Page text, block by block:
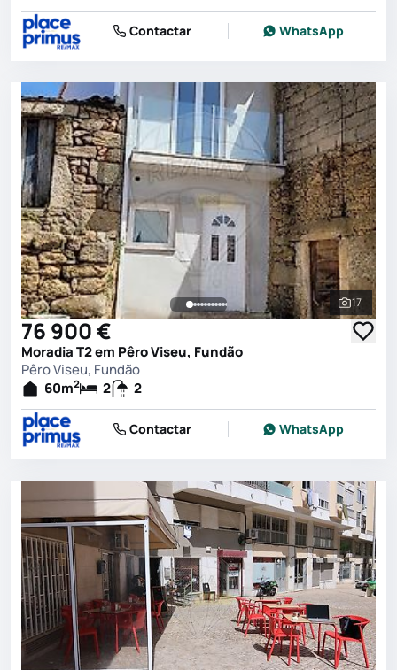
Contactar WhatsApp
Ver
17
76 900 €
Moradia T2 em Pêro Viseu, Fundão
Pêro Viseu, Fundão
60m2 2 2
Contactar WhatsApp